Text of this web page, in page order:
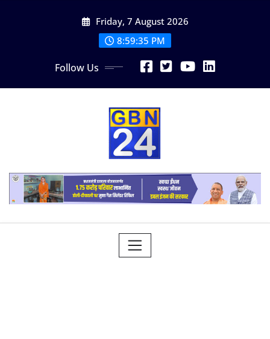
Friday, 7 August 2026
8:59:35 PM
Follow Us